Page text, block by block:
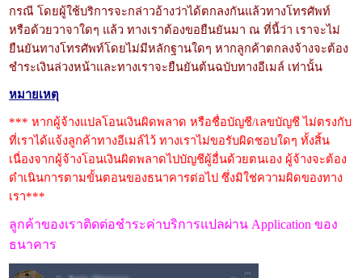
กรณี โดยผู้ใช้บริการจะกล่าวอ้างว่าได้ตกลงกันแล้วทางโทรศัพท์
หรือด้วยวาจาใดๆ แล้ว ทางเราต้องขอยืนยันมา ณ ที่นี้ว่า เราจะไม่
ยืนยันทางโทรศัพท์โดยไม่มีหลักฐานใดๆ หากลูกค้าตกลงจ้างจะต้อง
ชำระเงินล่วงหน้าและทางเราจะยืนยันต้นฉบับทางอีเมล์ เท่านั้น
หมายเหตุ
*** หากผู้จ้างแปลโอนเงินผิดพลาด หรือชื่อบัญชี/เลขบัญชี ไม่ตรงกับ
ที่เราได้แจ้งลูกค้าทางอีเมล์ไว้ ทางเราไม่ขอรับผิดชอบใดๆ ทั้งสิ้น
เนื่องจากผู้จ้างโอนเงินผิดพลาดไปบัญชีผู้อื่นด้วยตนเอง ผู้จ้างจะต้อง
ดำเนินการตามขั้นตอนของธนาคารต่อไป ซึ่งมิใช่ความผิดของทาง
เรา***
ลูกค้าของเราติดต่อชำระค่าบริการแปลผ่าน Application ของ
ธนาคาร